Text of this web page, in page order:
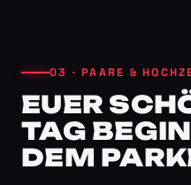
03 · PAARE &
EUER
TAG
DEM